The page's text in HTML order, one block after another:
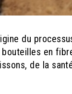
du
en
de la